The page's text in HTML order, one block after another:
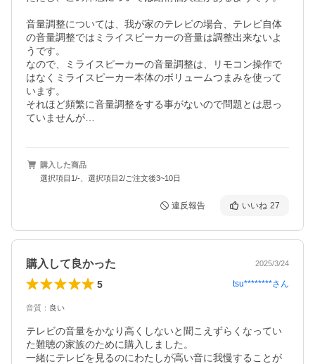
音量調整については、我が家のテレビの場合、テレビ自体
の音量調整ではミライスピーカーの音量は調整出来ないよ
うです。
なので、ミライスピーカーの音量調整は、リモコン操作で
はなくミライスピーカー本体のボリュームつまみを使って
います。
それほど頻繁に音量調整をする事がないので問題とは思っ
ていませんが…
購入した商品
選択項目1/-、選択項目2/ご注文後3~10日
違反報告 いいね 27
購入して良かった 2025/3/24
5 tsu********さん
音質 ： 良い
テレビの音量をかなり高くしないと聞こえずらくなってい
た難聴の家族のために購入しました。
一緒にテレビを見るのにわたしが高い音に我慢することが